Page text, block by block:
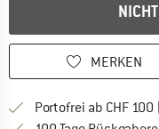
MERKEN
Portofrei ab CHF 100